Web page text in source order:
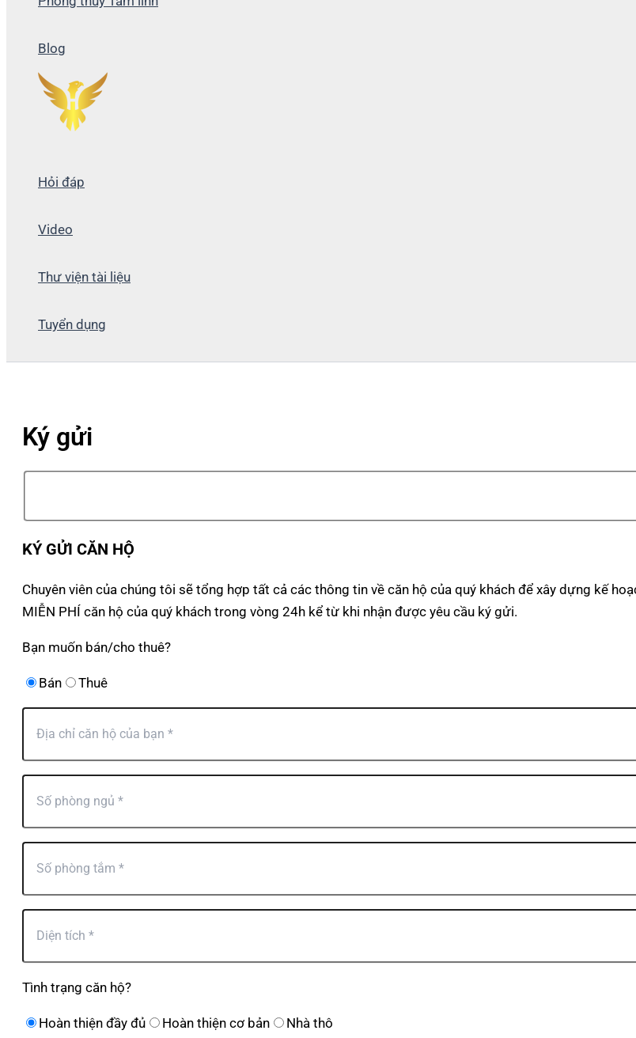
Blog
Hỏi đáp
Video
Thư viện tài liệu
Tuyển dụng
Ký gửi
KÝ GỬI CĂN HỘ
Chuyên viên của chúng tôi sẽ tổng hợp tất cả các thông tin về căn hộ của quý khách để xây dựng kế
MIỄN PHÍ căn hộ của quý khách trong vòng 24h kể từ khi nhận được yêu cầu ký gửi.
Bạn muốn bán/cho thuê?
Bán Thuê
Tình trạng căn hộ?
Hoàn thiện đầy đủ Hoàn thiện cơ bản Nhà thô